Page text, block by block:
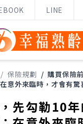
LINE
/ 保險規劃 / 購買保險
意外來臨時，才會有驚
先勾勒10